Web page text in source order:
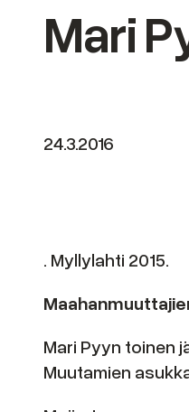
Mari
24.3.2016
. Myllylahti 2015.
Mari Pyyn toinen
Muutamien